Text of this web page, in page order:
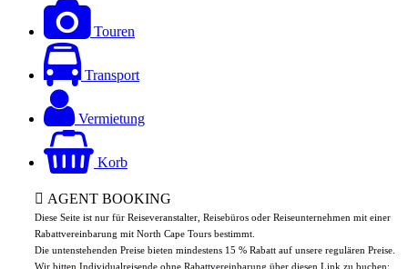
Touren
Transport
Vermietung
Korb
AGENT BOOKING
Diese Seite ist nur für Reiseveranstalter, Reisebüros oder Reiseunternehmen mit einer
Rabattvereinbarung mit North Cape Tours bestimmt.
Die untenstehenden Preise bieten mindestens 15 % Rabatt auf unsere regulären Preise.
Wir bitten Individualreisende ohne Rabattvereinbarung über diesen Link zu buchen: